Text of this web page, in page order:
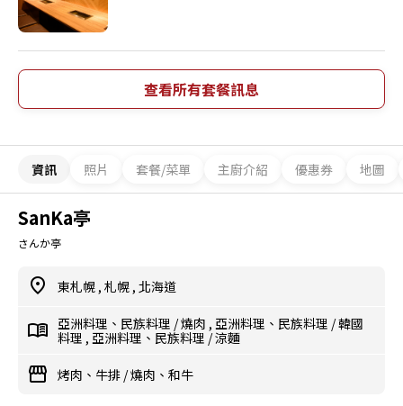
查看所有套餐訊息
資訊 照片 套餐/菜單 主廚介紹 優惠券 地圖
SanKa亭
さんか亭
東札幌 , 札幌 , 北海道
亞洲料理、民族料理 /燒肉 , 亞洲料理、民族料理 /韓國
料理 , 亞洲料理、民族料理 /涼麵
烤肉、牛排 /燒肉、和牛